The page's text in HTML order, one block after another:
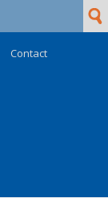
Contact